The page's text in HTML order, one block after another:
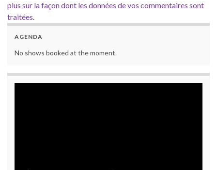
plus sur la façon dont les données de vos commentaires sont
traitées.
AGENDA
No shows booked at the moment.